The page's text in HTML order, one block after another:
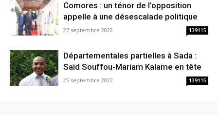
Comores : un ténor de l’opposition
appelle à une désescalade politique
27 septembre 2022 139115
Départementales partielles à Sada :
Saïd Souffou-Mariam Kalame en tête
25 septembre 2022 139115